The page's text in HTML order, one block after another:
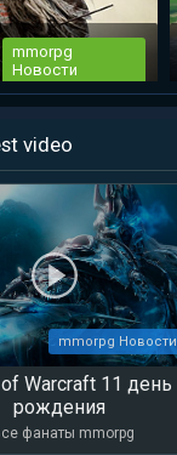
mmorpg
Новости
Online новый патч
...
video
mmorpg Новости
Warcraft 11 день
рождения
фанаты mmorpg